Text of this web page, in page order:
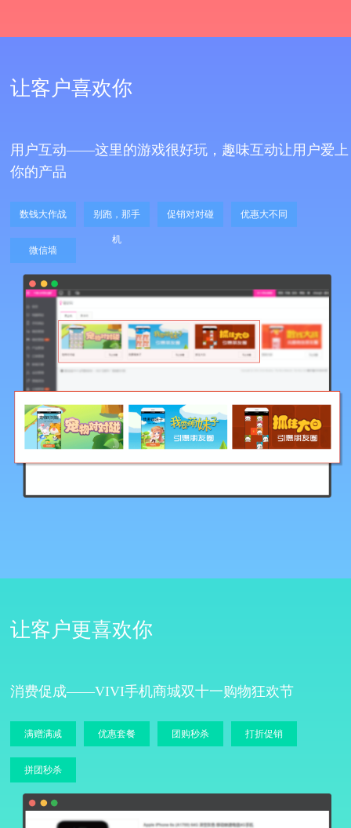
让客户喜欢你
用户互动——这里的游戏很好玩，趣味互动让用户爱上
你的产品
数钱大作战 别跑，那手
机
促销对对碰 优惠大不同
微信墙
让客户更喜欢你
消费促成——VIVI手机商城双十一购物狂欢节
满赠满减 优惠套餐 团购秒杀 打折促销
拼团秒杀